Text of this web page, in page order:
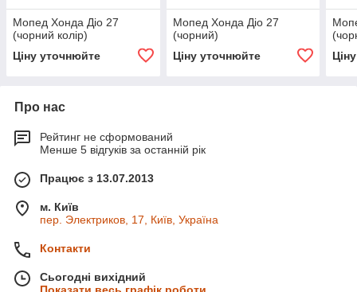
Мопед Хонда Діо 27
(чорний колір)
Ціну уточнюйте
Мопед Хонда Діо 27
(чорний)
Ціну уточнюйте
Про нас
Рейтинг не сформований
Менше 5 відгуків за останній рік
Працює з 13.07.2013
м. Київ
пер. Электриков, 17, Київ, Україна
Контакти
Сьогодні вихідний
Показати весь графік роботи